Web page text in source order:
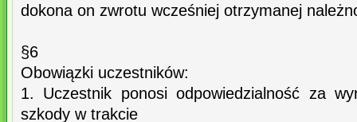
dokona on zwrotu wcześniej otrzymanej
§6
Obowiązki uczestników:
1. Uczestnik ponosi odpowiedzialność za
szkody w trakcie